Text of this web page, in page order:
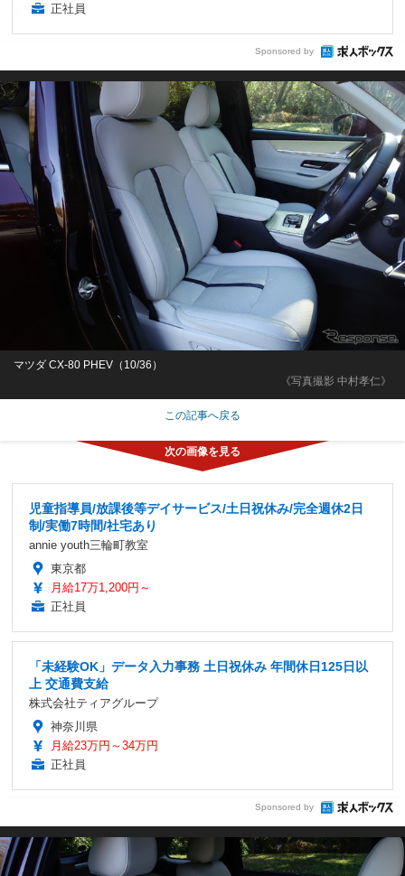
正社員
Sponsored by
《写真撮影 中村孝仁》
マツダ CX-80 PHEV（10/36）
この記事へ戻る
児童指導員/放課後等デイサービス/土日祝休み/完全週休2日
制/実働7時間/社宅あり
annie youth三輪町教室
東京都
月給17万1,200円～
正社員
「未経験OK」データ入力事務 土日祝休み 年間休日125日以
上 交通費支給
株式会社ティアグループ
神奈川県
月給23万円～34万円
正社員
Sponsored by